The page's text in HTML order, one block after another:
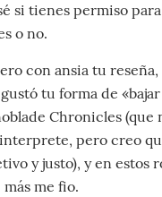
si tienes permiso
o no.
con ansia tu
tu forma de
Chronicles (que
pero creo
y justo), y en estos
más me fio.